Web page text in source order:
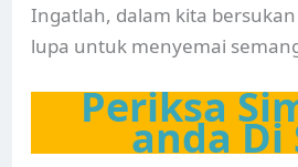
Ingatlah, dalam kita
lupa untuk menyemai
Periksa
anda Di